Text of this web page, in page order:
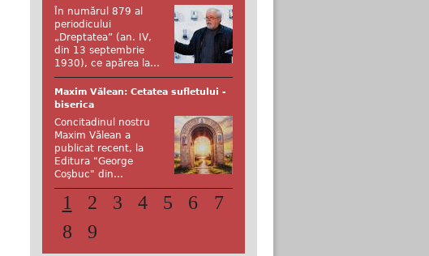
În numărul 879 al
periodicului
„Dreptatea” (an. IV,
din 13 septembrie
1930), ce apărea la...
Maxim Vălean: Cetatea sufletului -
biserica
Concitadinul nostru
Maxim Vălean a
publicat recent, la
Editura "George
Coşbuc" din...
1 2 3 4 5 6
7
8
9